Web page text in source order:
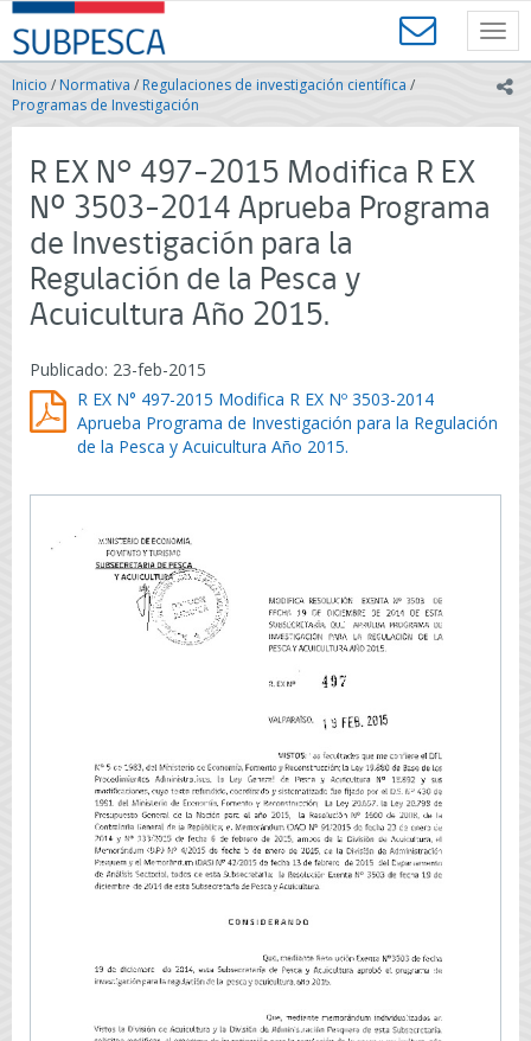
Contenido
principal
SUBPESCA
-
Subsecretaría
de
Pesca
Acuicultura
Gobierno
de
Chile
Inicio /Normativa / Regulaciones de investigación científica /
Programas de Investigación
R EX N° 497-2015 Modifica R EX
Nº 3503-2014 Aprueba Programa
de Investigación para la
Regulación de la Pesca y
Acuicultura Año 2015.
Publicado: 23-feb-2015
R EX N° 497-2015 Modifica R EX Nº 3503-2014
Aprueba Programa de Investigación para la Regulación
de la Pesca y Acuicultura Año 2015.